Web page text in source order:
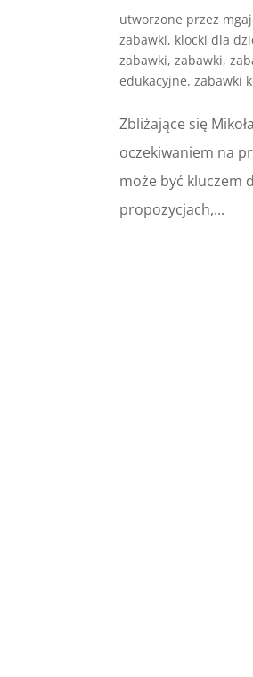
utworzone przez
zabawki, klocki dla
zabawki,zabawki,
edukacyjne,zabawki
Zbliżające się
oczekiwaniem na
może być kluczem
propozycjach,...